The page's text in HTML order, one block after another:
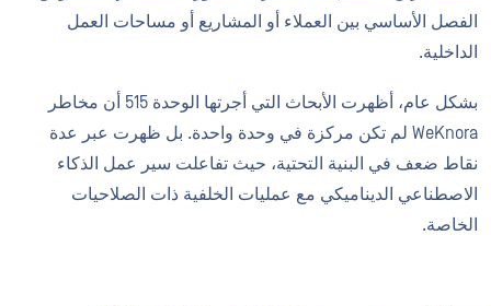
الفصل الأساسي بين العملاء أو المشاريع أو مساحات العمل
الداخلية.
بشكل عام، أظهرت الأبحاث التي أجرتها الوحدة 515 أن مخاطر
WeKnora لم تكن مركزة في وحدة واحدة. بل ظهرت عبر عدة
نقاط ضعف في البنية التحتية، حيث تفاعلت سير عمل الذكاء
الاصطناعي الديناميكي مع عمليات الخلفية ذات الصلاحيات
الخاصة.